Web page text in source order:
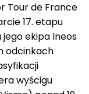
Tour de France
17. etapu
ekipa Ineos
odcinkach
wyścigu